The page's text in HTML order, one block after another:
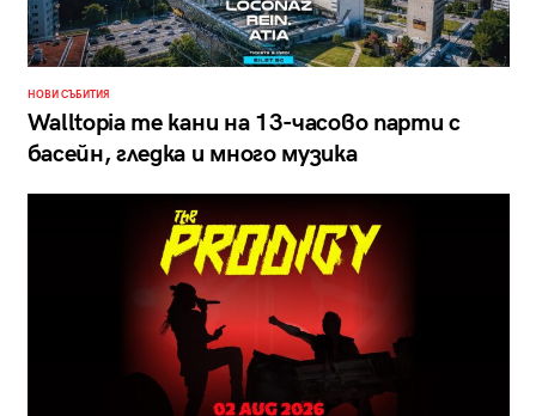
НОВИ СЪБИТИЯ
Walltopia те кани на 13-часово парти с
басейн, гледка и много музика